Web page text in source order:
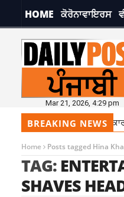
HOME ਕੋਰੋਨਾਵਾਇਰਸ
Mar 21, 2026, 4:29 pm
BREAKING NEWS
ਨਸ਼ਿਆਂ ਖਿਲਾਫ ਮਾਨ ਸਰਕਾਰ ਦੀ
Home Posts tagged Hina
TAG:
SHAVES